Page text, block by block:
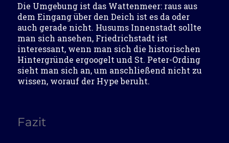
Die Umgebung ist das Wattenmeer: raus aus
dem Eingang über den Deich ist es da oder
auch gerade nicht. Husums Innenstadt sollte
man sich ansehen, Friedrichstadt ist
interessant, wenn man sich die historischen
Hintergründe ergoogelt und St. Peter-Ording
sieht man sich an, um anschließend nicht zu
wissen, worauf der Hype beruht.
Fazit